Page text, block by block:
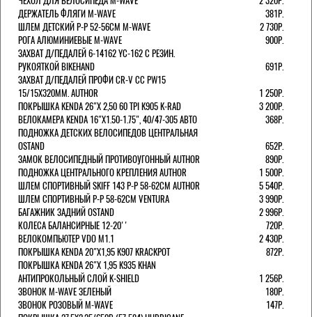
ДЕРЖАТЕЛЬ ФЛЯГИ M-WAVE
381Р.
ШЛЕМ ДЕТСКИЙ Р-Р 52-56СМ M-WAVE
2 730Р.
РОГА АЛЮМИНИЕВЫЕ M-WAVE
900Р.
ЗАХВАТ Д/ПЕДАЛЕЙ 6-14162 YC-162 С РЕЗИН.
РУКОЯТКОЙ BIKEHAND
691Р.
ЗАХВАТ Д/ПЕДАЛЕЙ ПРОФИ CR-V CC PW15
15/15X320ММ. AUTHOR
1 250Р.
ПОКРЫШКА KENDA 26"Х 2,50 60 TPI K905 K-RAD
3 200Р.
ВЕЛОКАМЕРА KENDA 16"Х1.50-1.75", 40/47-305 АВТО
368Р.
ПОДНОЖКА ДЕТСКИХ ВЕЛОСИПЕДОВ ЦЕНТРАЛЬНАЯ
OSTAND
652Р.
ЗАМОК ВЕЛОСИПЕДНЫЙ ПРОТИВОУГОННЫЙ AUTHOR
890Р.
ПОДНОЖКА ЦЕНТРАЛЬНОГО КРЕПЛЕНИЯ AUTHOR
1 500Р.
ШЛЕМ СПОРТИВНЫЙ SKIFF 143 Р-Р 58-62СМ AUTHOR
5 540Р.
ШЛЕМ СПОРТИВНЫЙ Р-Р 58-62СМ VENTURA
3 990Р.
БАГАЖНИК ЗАДНИЙ OSTAND
2 996Р.
КОЛЕСА БАЛАНСИРНЫЕ 12-20''
720Р.
ВЕЛОКОМПЬЮТЕР VDO M1.1
2 430Р.
ПОКРЫШКА KENDA 20"Х1,95 K907 KRACKPOT
872Р.
ПОКРЫШКА KENDA 26"Х 1,95 K935 KHAN
АНТИПРОКОЛЬНЫЙ СЛОЙ K-SHIELD
1 256Р.
ЗВОНОК M-WAVE ЗЕЛЕНЫЙ
180Р.
ЗВОНОК РОЗОВЫЙ M-WAVE
147Р.